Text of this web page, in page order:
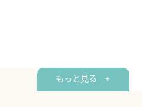
もっと見る +